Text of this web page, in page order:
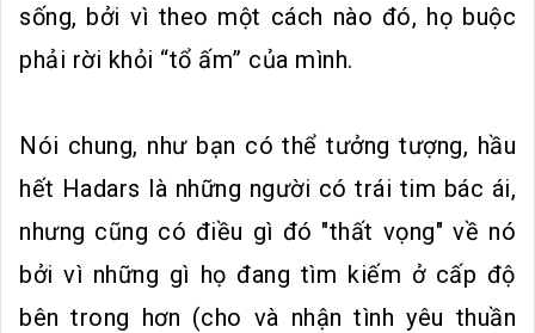
sống, bởi vì theo một cách nào đó, họ buộc
phải rời khỏi “tổ ấm” của mình.
Nói chung, như bạn có thể tưởng tượng, hầu
hết Hadars là những người có trái tim bác ái,
nhưng cũng có điều gì đó "thất vọng" về nó
bởi vì những gì họ đang tìm kiếm ở cấp độ
bên trong hơn (cho và nhận tình yêu thuần